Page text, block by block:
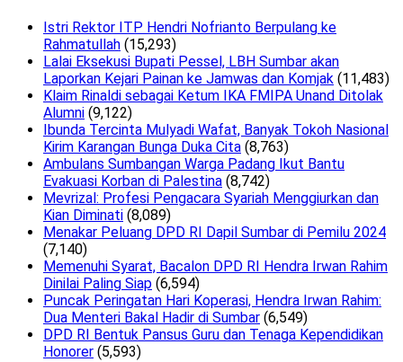
Istri Rektor ITP Hendri Nofrianto Berpulang ke
Rahmatullah (15,293)
Lalai Eksekusi Bupati Pessel, LBH Sumbar akan
Laporkan Kejari Painan ke Jamwas dan Komjak (11,483)
Klaim Rinaldi sebagai Ketum IKA FMIPA Unand Ditolak
Alumni (9,122)
Ibunda Tercinta Mulyadi Wafat, Banyak Tokoh Nasional
Kirim Karangan Bunga Duka Cita (8,763)
Ambulans Sumbangan Warga Padang Ikut Bantu
Evakuasi Korban di Palestina (8,742)
Mevrizal: Profesi Pengacara Syariah Menggiurkan dan
Kian Diminati (8,089)
Menakar Peluang DPD RI Dapil Sumbar di Pemilu 2024
(7,140)
Memenuhi Syarat, Bacalon DPD RI Hendra Irwan Rahim
Dinilai Paling Siap (6,594)
Puncak Peringatan Hari Koperasi, Hendra Irwan Rahim:
Dua Menteri Bakal Hadir di Sumbar (6,549)
DPD RI Bentuk Pansus Guru dan Tenaga Kependidikan
Honorer (5,593)